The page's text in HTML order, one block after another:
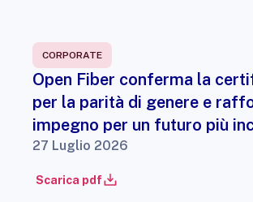
CORPORATE
Open Fiber conferma la
per la parità di genere e
impegno per un futuro più
27 Luglio 2026
Scarica pdf